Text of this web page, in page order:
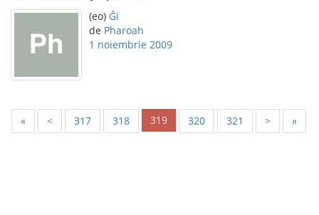
(eo) Ĝi
de Pharoah
1 noiembrie 2009
« < 317 318 319 320 321 > »